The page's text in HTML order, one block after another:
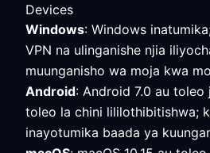
Devices
Windows: Windows
VPN na ulinganishe njia
muunganisho wa moja kwa
Android: Android 7.0 au
toleo la chini lililothibitishwa;
inayotumika baada ya